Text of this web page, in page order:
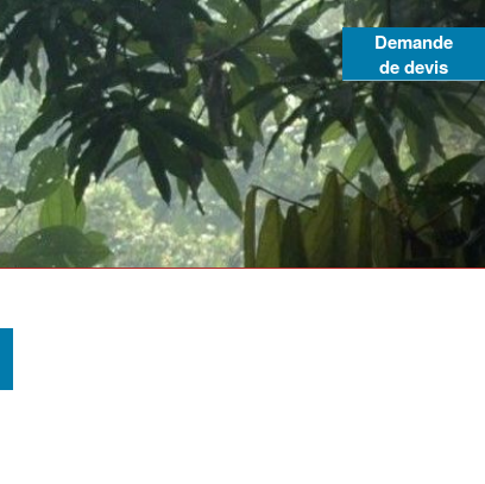
Demande
de devis